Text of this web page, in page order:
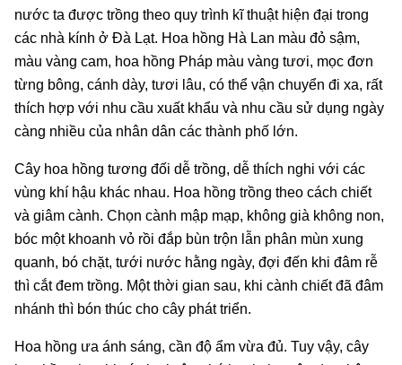
nước ta được trồng theo quy trình kĩ thuật hiện đại trong
các nhà kính ở Đà Lạt. Hoa hồng Hà Lan màu đỏ sậm,
màu vàng cam, hoa hồng Pháp màu vàng tươi, mọc đơn
từng bông, cánh dày, tươi lâu, có thể vận chuyển đi xa, rất
thích hợp với nhu cầu xuất khẩu và nhu cầu sử dụng ngày
càng nhiều của nhân dân các thành phố lớn.
Cây hoa hồng tương đối dễ trồng, dễ thích nghi với các
vùng khí hậu khác nhau. Hoa hồng trồng theo cách chiết
và giâm cành. Chọn cành mập mạp, không già không non,
bóc một khoanh vỏ rồi đắp bùn trộn lẫn phân mùn xung
quanh, bó chặt, tưới nước hằng ngày, đợi đến khi đâm rễ
thì cắt đem trồng. Một thời gian sau, khi cành chiết đã đâm
nhánh thì bón thúc cho cây phát triển.
Hoa hồng ưa ánh sáng, cần độ ẩm vừa đủ. Tuy vậy, cây